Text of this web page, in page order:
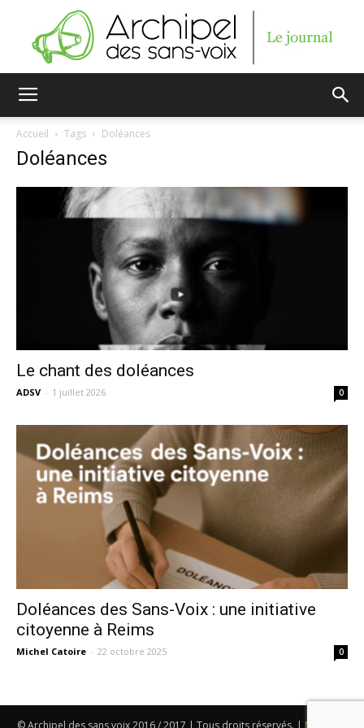
sans-
voix
Accueil Tags Doléances
Doléances
Le chant des doléances
ADSV - 1 juillet 2026 0
Doléances des Sans-Voix : une initiative
citoyenne à Reims
Michel Catoire - 22 octobre 2025 0
© Archipel des sans voix 2016 / 2017 | Tous droits réservés. | Mentions